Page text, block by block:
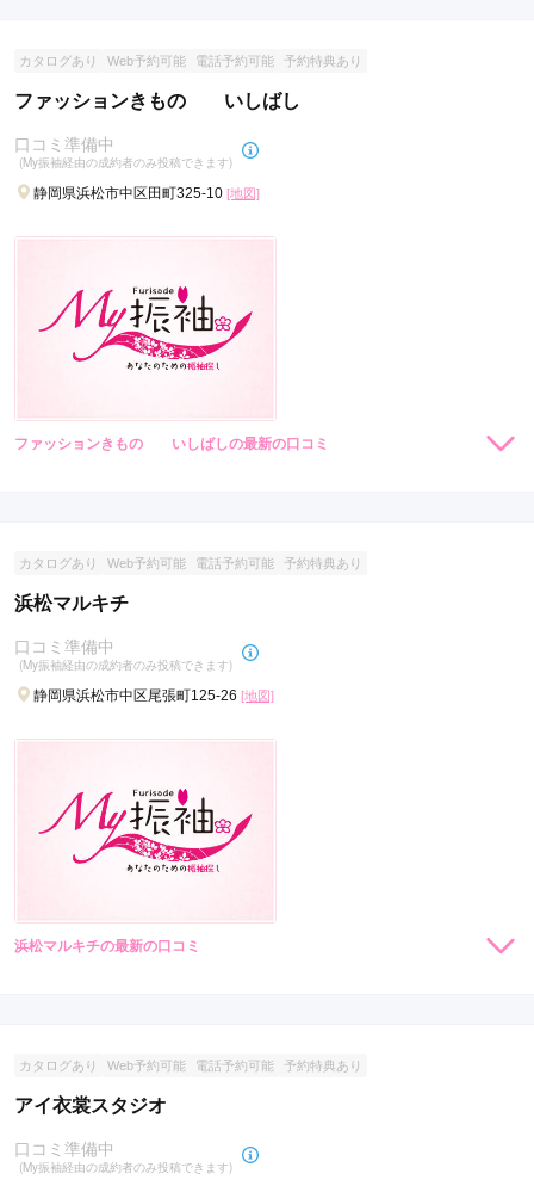
カタログあり Web予約可能 電話予約可能 予約特典あり
ファッションきもの いしばし
口コミ準備中
(My振袖経由の成約者のみ投稿できます)
静岡県浜松市中区田町325-10 [地図]
ファッションきもの いしばしの最新の口コミ
カタログあり Web予約可能 電話予約可能 予約特典あり
浜松マルキチ
口コミ準備中
(My振袖経由の成約者のみ投稿できます)
静岡県浜松市中区尾張町125-26 [地図]
浜松マルキチの最新の口コミ
カタログあり Web予約可能 電話予約可能 予約特典あり
アイ衣裳スタジオ
口コミ準備中
(My振袖経由の成約者のみ投稿できます)